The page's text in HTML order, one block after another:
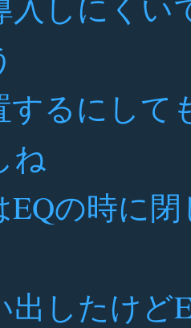
するにし
ね
EQの時に
出したけど